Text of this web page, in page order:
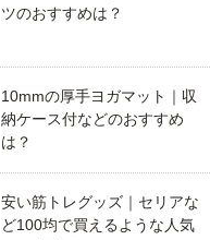
ツのおすすめは？
10mmの厚手ヨガマット｜収
納ケース付などのおすすめ
は？
安い筋トレグッズ｜セリアな
ど100均で買えるような人気